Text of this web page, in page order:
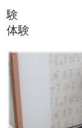
験
体験